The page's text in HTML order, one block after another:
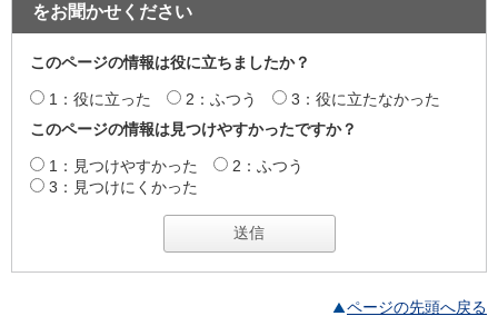
をお聞かせください
このページの情報は役に立ちましたか？
1：役に立った 2：ふつう
3：役に立たなかった
このページの情報は見つけやすかったですか？
1：見つけやすかった
2：ふつう
3：見つけにくかった
ページの先頭へ戻る